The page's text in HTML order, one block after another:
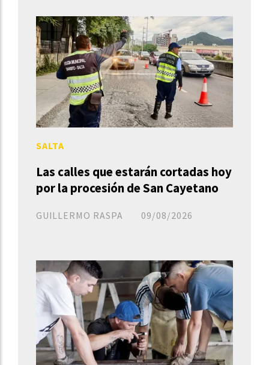
Las calles que estarán cortadas hoy
por la procesión de San Cayetano
GUILLERMO RASPA
SALTA
09/08/2026